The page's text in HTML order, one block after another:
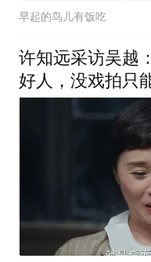
早起的鸟儿有饭吃
许知远采访吴越
好人，没戏拍只